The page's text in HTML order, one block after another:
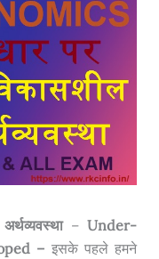
–Under-
– इसके पहले हमने